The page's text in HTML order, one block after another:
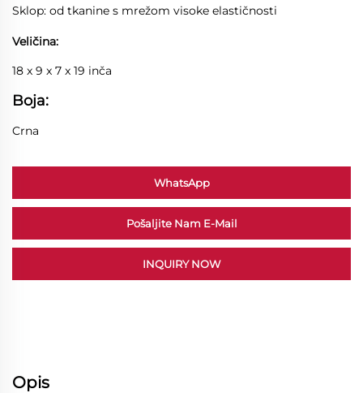
Sklop: od tkanine s mrežom visoke elastičnosti
Veličina:
18 x 9 x 7 x 19 inča
Boja:
Crna
WhatsApp
Pošaljite Nam E-Mail
INQUIRY NOW
Opis